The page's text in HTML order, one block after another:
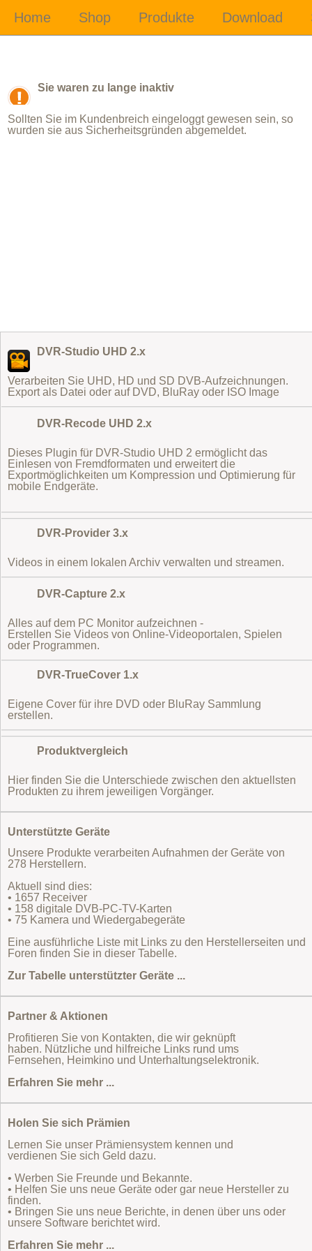
Sie waren zu lange inaktiv
Sollten Sie im Kundenbreich eingeloggt gewesen sein, so
wurden sie aus Sicherheitsgründen abgemeldet.
DVR-Studio UHD 2.x
Verarbeiten Sie UHD, HD und SD DVB-Aufzeichnungen.
Export als Datei oder auf DVD, BluRay oder ISO Image
DVR-Recode UHD 2.x
Dieses Plugin für DVR-Studio UHD 2 ermöglicht das
Einlesen von Fremdformaten und erweitert die
Exportmöglichkeiten um Kompression und Optimierung für
mobile Endgeräte.
DVR-Provider 3.x
Videos in einem lokalen Archiv verwalten und streamen.
DVR-Capture 2.x
Alles auf dem PC Monitor aufzeichnen -
Erstellen Sie Videos von Online-Videoportalen, Spielen
oder Programmen.
DVR-TrueCover 1.x
Eigene Cover für ihre DVD oder BluRay Sammlung
erstellen.
Produktvergleich
Hier finden Sie die Unterschiede zwischen den aktuellsten
Produkten zu ihrem jeweiligen Vorgänger.
Unterstützte Geräte
Unsere Produkte verarbeiten Aufnahmen der Geräte von
278 Herstellern.
Aktuell sind dies:
• 1657 Receiver
• 158 digitale DVB-PC-TV-Karten
• 75 Kamera und Wiedergabegeräte
Eine ausführliche Liste mit Links zu den Herstellerseiten und
Foren finden Sie in dieser Tabelle.
Zur Tabelle unterstützter Geräte ...
Partner & Aktionen
Profitieren Sie von Kontakten, die wir geknüpft
haben. Nützliche und hilfreiche Links rund ums
Fernsehen, Heimkino und Unterhaltungselektronik.
Erfahren Sie mehr ...
Holen Sie sich Prämien
Lernen Sie unser Prämiensystem kennen und
verdienen Sie sich Geld dazu.
• Werben Sie Freunde und Bekannte.
• Helfen Sie uns neue Geräte oder gar neue Hersteller zu
finden.
• Bringen Sie uns neue Berichte, in denen über uns oder
unsere Software berichtet wird.
Erfahren Sie mehr ...